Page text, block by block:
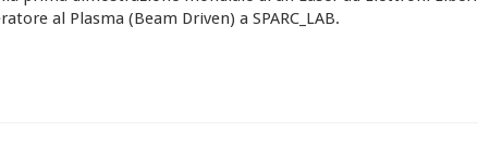
al Plasma (Beam Driven) a SPARC_LAB.